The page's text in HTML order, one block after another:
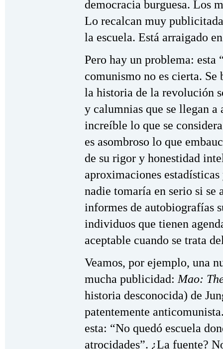
democracia burguesa. Los
Lo recalcan muy
la escuela. Está arraigado
Pero hay un problema:
comunismo no es cierta.
la historia de la revolución
y calumnias que se llegan a
increíble lo que se
es asombroso lo que
de su rigor y honestidad
aproximaciones
nadie tomaría en serio si se
informes de autobiografías
individuos que tienen
aceptable cuando se trata
Veamos, por ejemplo, una
mucha publicidad: Mao:
historia desconocida) de
patentemente
esta: “No quedó escuela
atrocidades”. ¿La fuente?